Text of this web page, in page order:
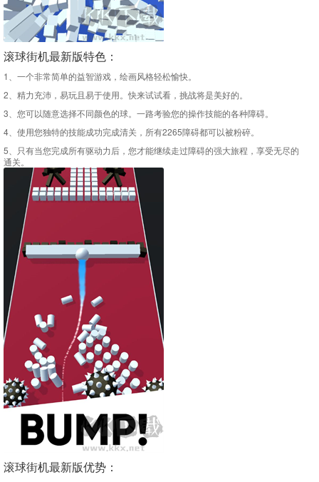
滚球街机最新版特色：
1、一个非常简单的益智游戏，绘画风格轻松愉快。
2、精力充沛，易玩且易于使用。快来试试看，挑战将是美好的。
3、您可以随意选择不同颜色的球。一路考验您的操作技能的各种障碍。
4、使用您独特的技能成功完成清关，所有2265障碍都可以被粉碎。
5、只有当您完成所有驱动力后，您才能继续走过障碍的强大旅程，享受无尽的
通关。
滚球街机最新版优势：